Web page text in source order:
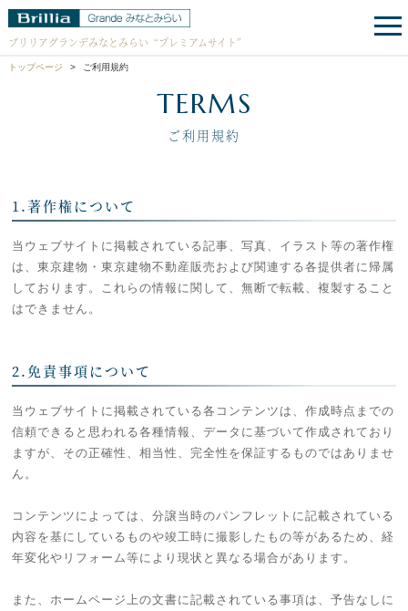
ブリリアグランデみなとみらい “プレミアムサイト”
トップページ ご利用規約
TERMS
ご利用規約
1.著作権について
当ウェブサイトに掲載されている記事、写真、イラスト等の著作権
は、東京建物・東京建物不動産販売および関連する各提供者に帰属
しております。これらの情報に関して、無断で転載、複製すること
はできません。
2.免責事項について
当ウェブサイトに掲載されている各コンテンツは、作成時点までの
信頼できると思われる各種情報、データに基づいて作成されており
ますが、その正確性、相当性、完全性を保証するものではありませ
ん。
コンテンツによっては、分譲当時のパンフレットに記載されている
内容を基にしているものや竣工時に撮影したもの等があるため、経
年変化やリフォーム等により現状と異なる場合があります。
また、ホームページ上の文書に記載されている事項は、予告なしに